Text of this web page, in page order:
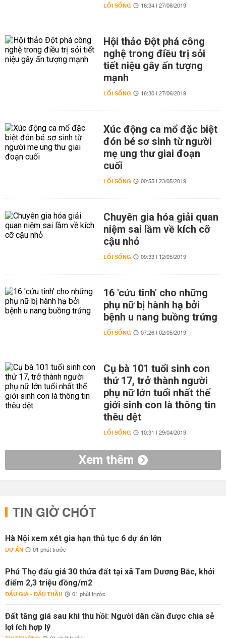
LỐI SỐNG 16:34 | 27/06/2019
Hội thảo Đột phá công
nghệ trong điều trị sỏi
tiết niệu gây ấn tượng
mạnh
LỐI SỐNG 16:30 | 27/06/2019
Xúc động ca mổ đặc biệt
đón bé sơ sinh từ người
mẹ ung thư giai đoạn
cuối
LỐI SỐNG 00:55 | 23/05/2019
Chuyên gia hóa giải quan
niệm sai lầm về kích cỡ
cậu nhỏ
LỐI SỐNG 09:33 | 12/05/2019
16 'cứu tinh' cho những
phụ nữ bị hành hạ bởi
bệnh u nang buồng trứng
LỐI SỐNG 07:26 | 02/05/2019
Cụ bà 101 tuổi sinh con
thứ 17, trở thành người
phụ nữ lớn tuổi nhất thế
giới sinh con là thông tin
thêu dệt
LỐI SỐNG 10:31 | 29/04/2019
Xem thêm
TIN GIỜ CHÓT
Hà Nội xem xét gia hạn thủ tục 6 dự án lớn
DỰ ÁN 01 phút trước
Phú Thọ đấu giá 30 thửa đất tại xã Tam Dương Bắc, khởi
điểm 2,3 triệu đồng/m2
ĐẤU GIÁ - ĐẤU THẦU 01 phút trước
Đất tăng giá sau khi thu hồi: Người dân cần được chia sẻ
lợi ích hợp lý